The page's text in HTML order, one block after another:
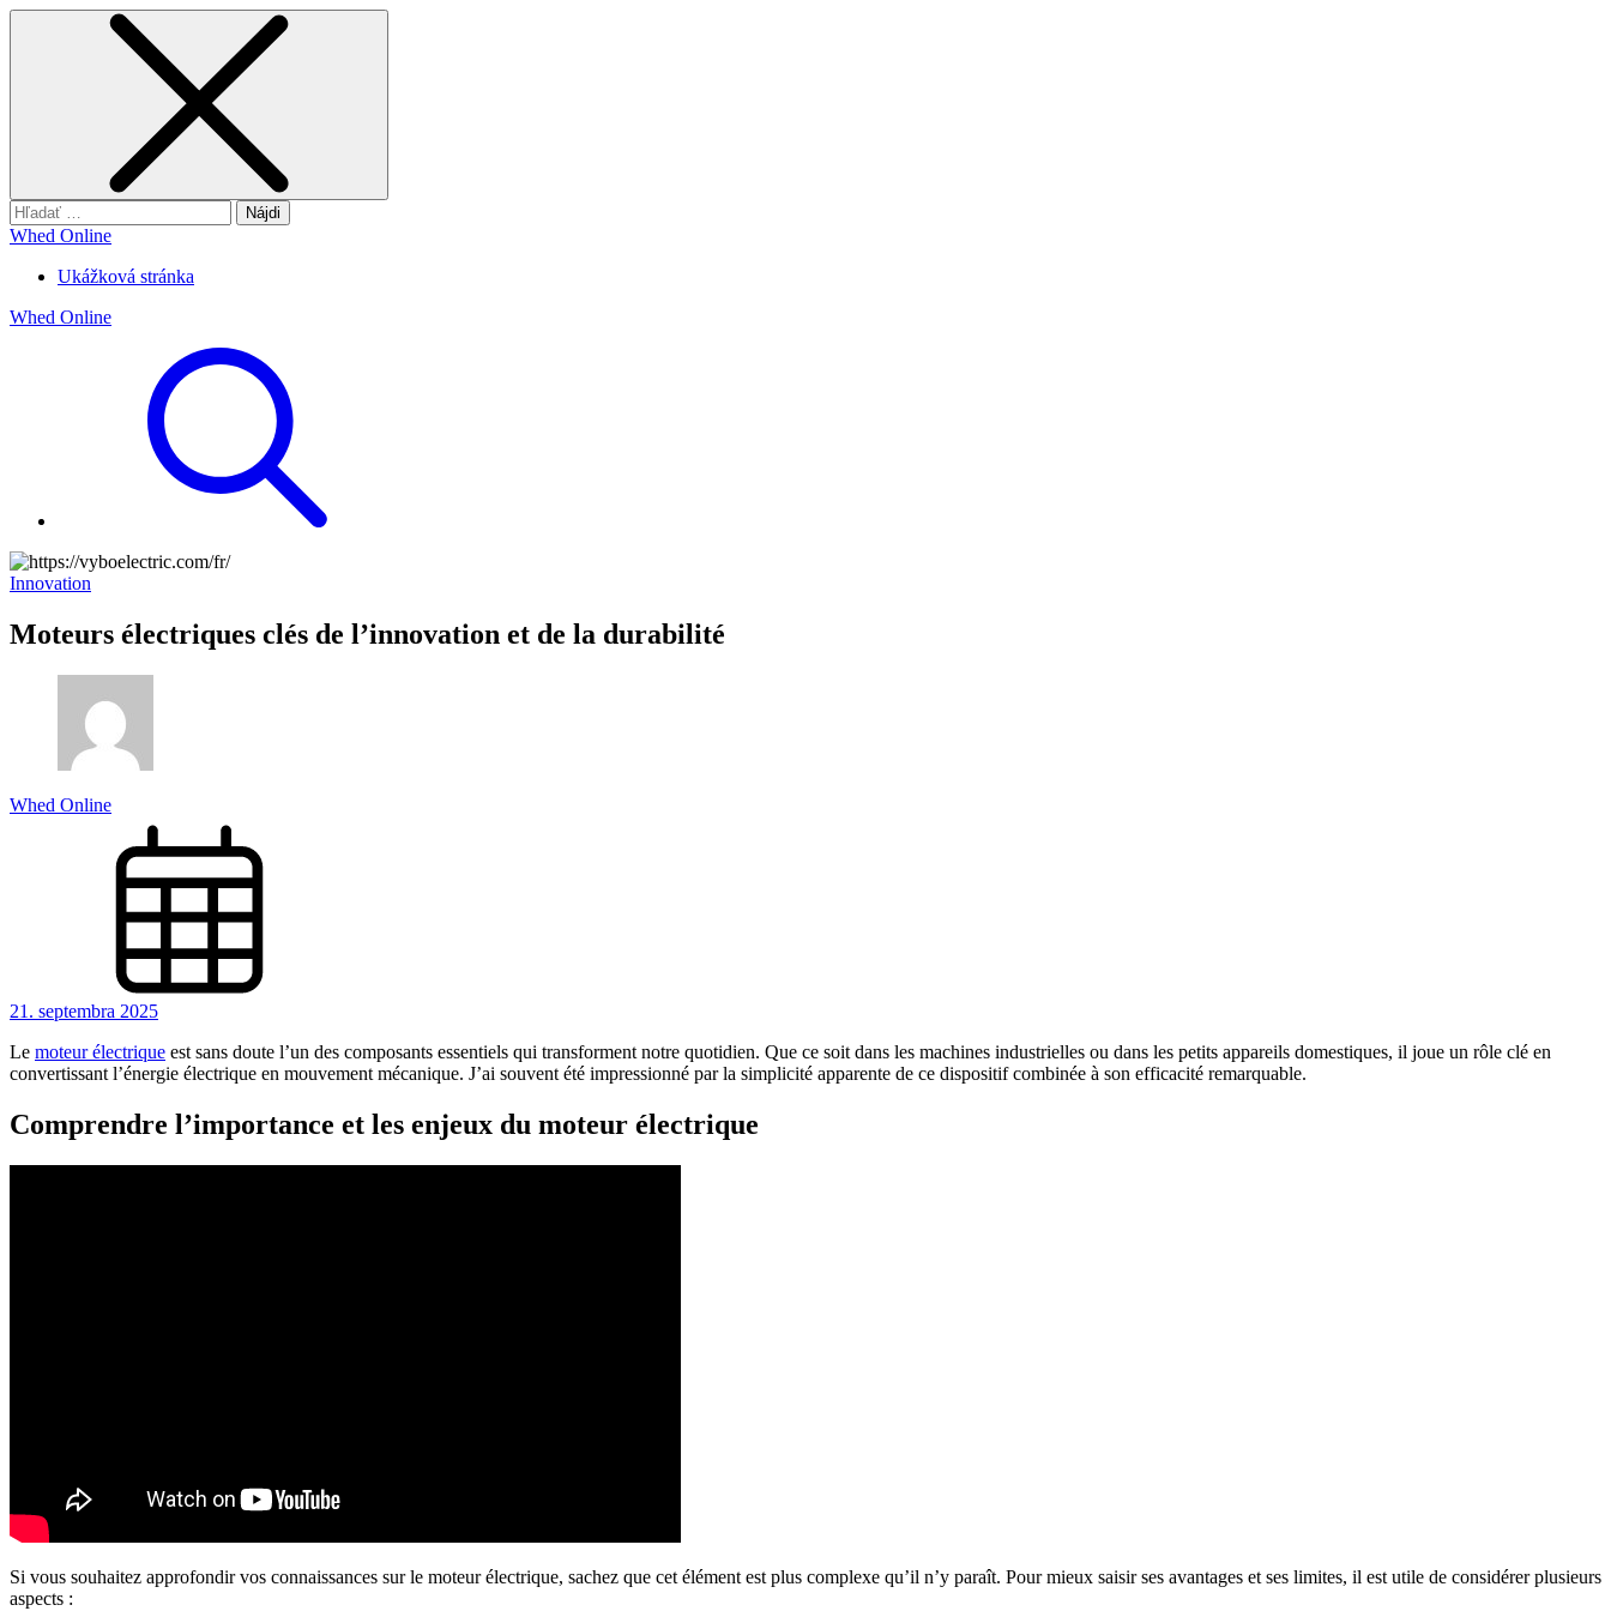
Hľadať:
Whed Online
Ukážková stránka
Whed Online
Innovation
Moteurs électriques clés de l’innovation et de la durabilité
Whed Online
21. septembra 2025
Le moteur électrique est sans doute l’un des composants essentiels qui transforment notre quotidien. Que ce soit dans les machines industrielles ou dans les petits appareils domestiques, il joue un rôle clé en
convertissant l’énergie électrique en mouvement mécanique. J’ai souvent été impressionné par la simplicité apparente de ce dispositif combinée à son efficacité remarquable.
Comprendre l’importance et les enjeux du moteur électrique
Si vous souhaitez approfondir vos connaissances sur le moteur électrique, sachez que cet élément est plus complexe qu’il n’y paraît. Pour mieux saisir ses avantages et ses limites, il est utile de considérer plusieurs
aspects :